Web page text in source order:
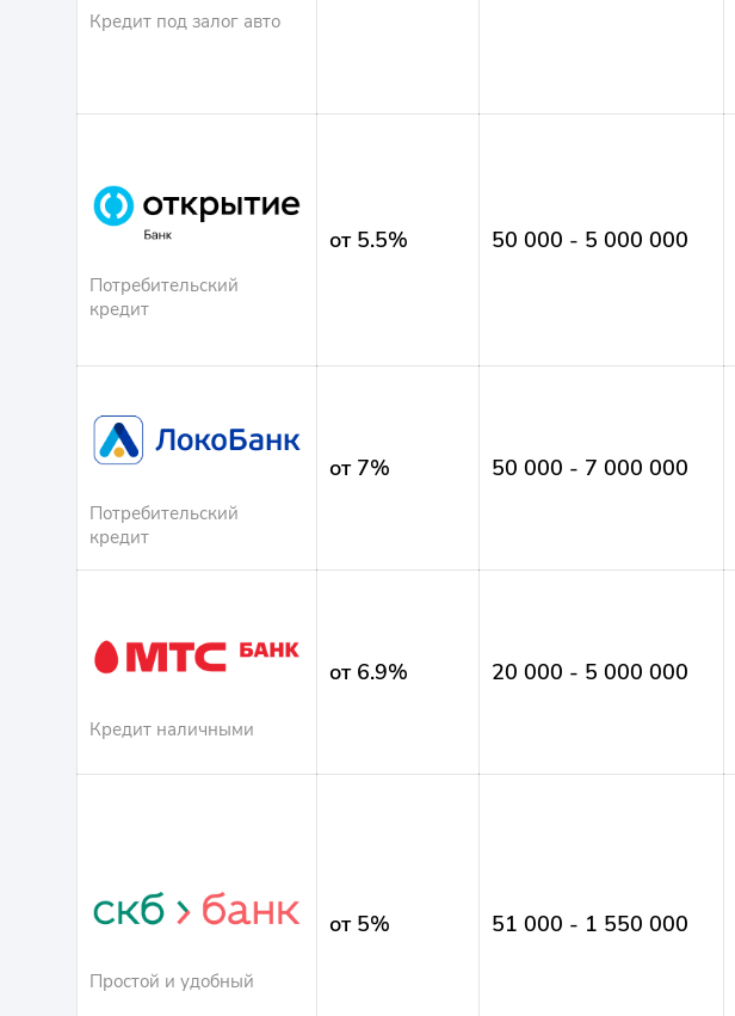
Кредит под залог авто
Потребительский
кредит
от 5.5% 50 000 - 5 000 000
Потребительский
кредит
от 7% 50 000 - 7 000 000
Кредит наличными
от 6.9% 20 000 - 5 000 000
Простой и удобный
от 5% 51 000 - 1 550 000